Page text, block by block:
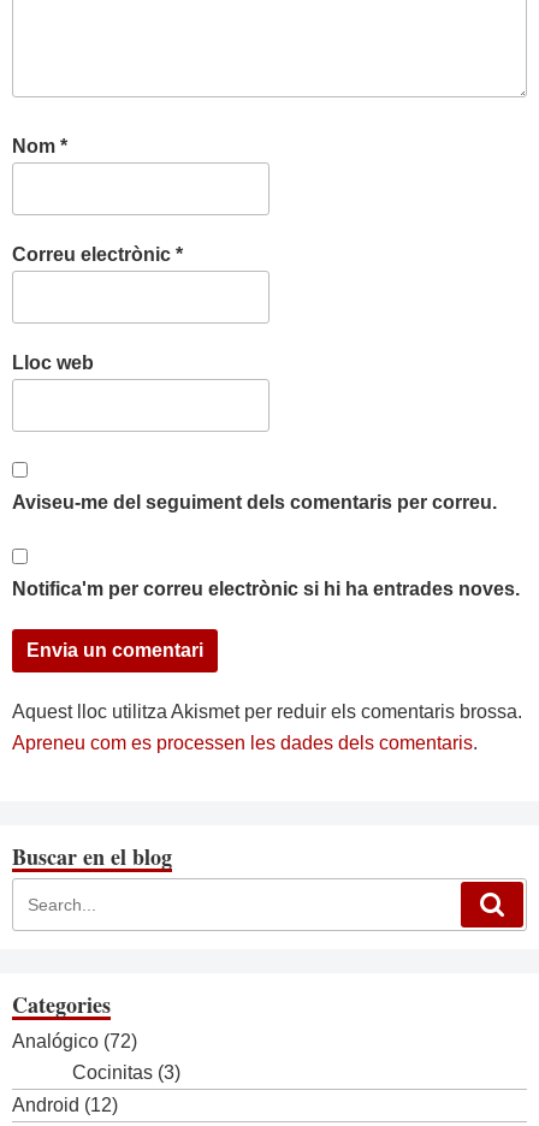
Nom *
Correu electrònic *
Lloc web
Aviseu-me del seguiment dels comentaris per correu.
Notifica'm per correu electrònic si hi ha entrades noves.
Aquest lloc utilitza Akismet per reduir els comentaris brossa.
Apreneu com es processen les dades dels comentaris.
Buscar en el blog
Categories
Analógico (72)
Cocinitas (3)
Android (12)